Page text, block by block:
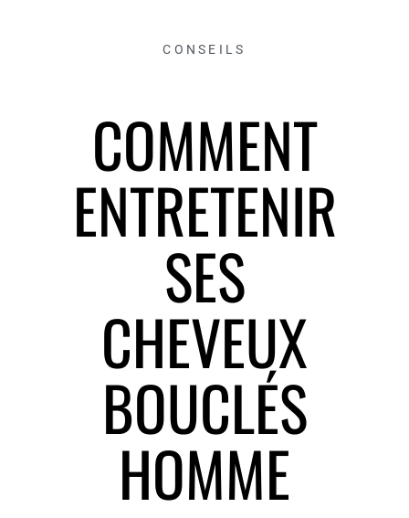
CONSEILS
COMMENT
ENTRETENIR
SES
CHEVEUX
BOUCLÉS
HOMME